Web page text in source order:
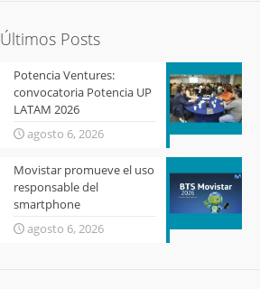
Últimos Posts
Potencia Ventures:
convocatoria Potencia UP
LATAM 2026
agosto 6, 2026
Movistar promueve el uso
responsable del
smartphone
agosto 6, 2026